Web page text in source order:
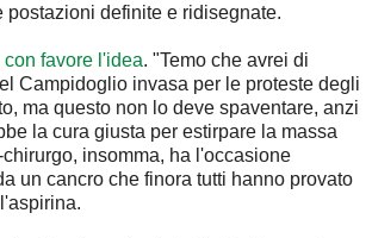
postazioni definite e ridisegnate.
con favore l'idea. "Temo che avrei di
Campidoglio invasa per le proteste degli
ma questo non lo deve spaventare, anzi
la cura giusta per estirpare la massa
insomma, ha l'occasione
un cancro che finora tutti hanno provato